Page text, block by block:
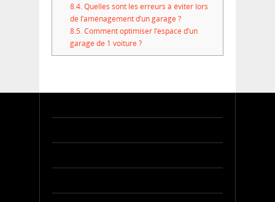
8.4.Quelles sont les erreurs à éviter lors
de l’aménagement d’un garage ?
8.5.Comment optimiser l’espace d’un
garage de 1 voiture ?